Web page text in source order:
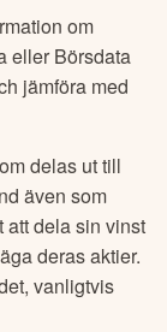
om
eller Börsdata
jämföra med
delas ut till
även som
att dela sin vinst
deras aktier.
vanligtvis